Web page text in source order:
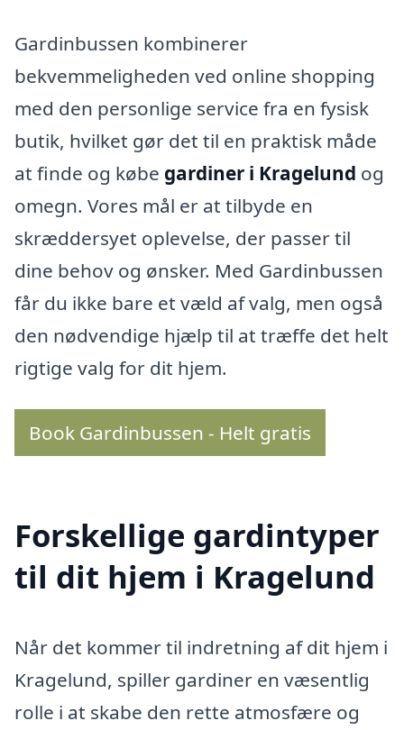
Gardinbussen kombinerer
bekvemmeligheden ved online shopping
med den personlige service fra en fysisk
butik, hvilket gør det til en praktisk måde
at finde og købe gardiner i Kragelund og
omegn. Vores mål er at tilbyde en
skræddersyet oplevelse, der passer til
dine behov og ønsker. Med Gardinbussen
får du ikke bare et væld af valg, men også
den nødvendige hjælp til at træffe det helt
rigtige valg for dit hjem.
Book Gardinbussen - Helt gratis
Forskellige gardintyper
til dit hjem i Kragelund
Når det kommer til indretning af dit hjem i
Kragelund, spiller gardiner en væsentlig
rolle i at skabe den rette atmosfære og